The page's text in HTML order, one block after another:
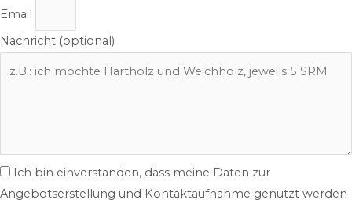
Email
Nachricht (optional)
Ich bin einverstanden, dass meine Daten zur
Angebotserstellung und Kontaktaufnahme genutzt werden